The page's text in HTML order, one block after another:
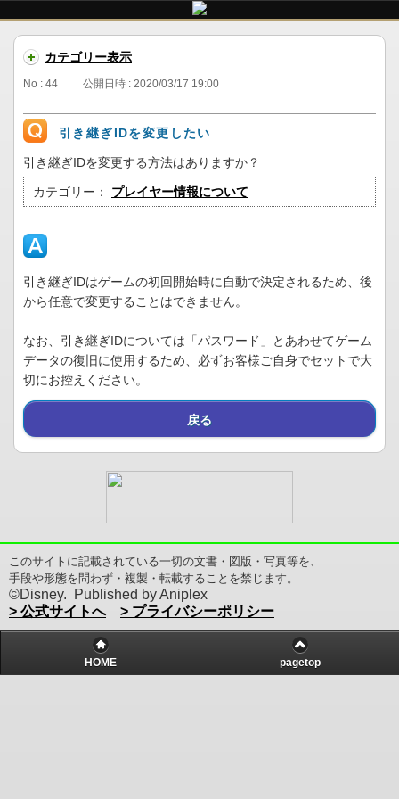
カテゴリー表示
No : 44 公開日時 : 2020/03/17 19:00
引き継ぎIDを変更したい
引き継ぎIDを変更する方法はありますか？
カテゴリー： プレイヤー情報について
引き継ぎIDはゲームの初回開始時に自動で決定されるため、後
から任意で変更することはできません。
なお、引き継ぎIDについては「パスワード」とあわせてゲーム
データの復旧に使用するため、必ずお客様ご自身でセットで大
切にお控えください。
戻る
このサイトに記載されている一切の文書・図版・写真等を、
手段や形態を問わず・複製・転載することを禁じます。
©Disney. Published by Aniplex
> 公式サイトへ
> プライバシーポリシー
HOME pagetop